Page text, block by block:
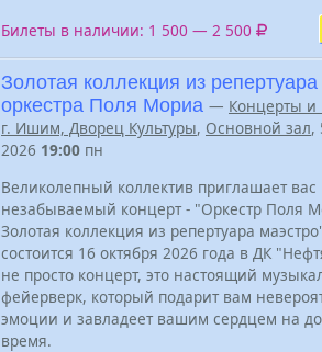
Билеты в наличии: 1 500 — 2 500
Золотая коллекция из репертуара
оркестра Поля Мориа — Концерты
г. Ишим, Дворец Культуры, Основной зал,
2026 19:00 пн
Великолепный коллектив приглашает вас
незабываемый концерт - "Оркестр Поля
Золотая коллекция из репертуара
состоится 16 октября 2026 года в ДК
не просто концерт, это настоящий
фейерверк, который подарит вам
эмоции и завладеет вашим сердцем на
время.